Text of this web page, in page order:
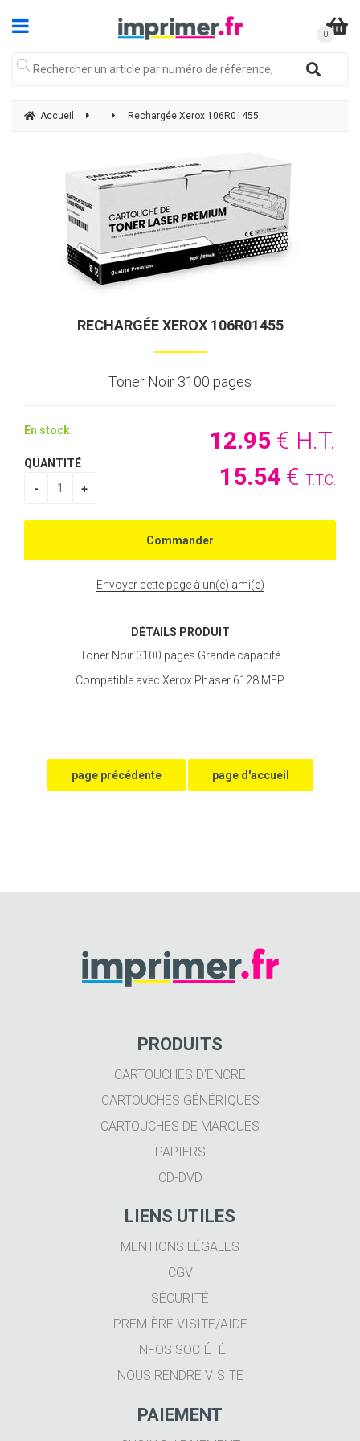
Accueil Rechargée Xerox 106R01455
RECHARGÉE XEROX 106R01455
Toner Noir 3100 pages
12.95 € H.T.
15.54 € T.T.C.
En stock
QUANTITÉ
Envoyer cette page à un(e) ami(e)
DÉTAILS PRODUIT
Toner Noir 3100 pages Grande capacité
Compatible avec Xerox Phaser 6128 MFP
PRODUITS
CARTOUCHES D'ENCRE
CARTOUCHES GÉNÉRIQUES
CARTOUCHES DE MARQUES
PAPIERS
CD-DVD
LIENS UTILES
MENTIONS LÉGALES
CGV
SÉCURITÉ
PREMIÈRE VISITE/AIDE
INFOS SOCIÉTÉ
NOUS RENDRE VISITE
PAIEMENT